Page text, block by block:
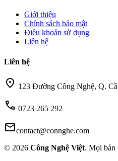
Giới thiệu
Chính sách bảo mật
Điều khoản sử dụng
Liên hệ
Liên hệ
location_on 123 Đường Công Nghệ, Q.
call 0723 265 292
mailcontact@connghe.com
© 2026 Công Nghệ Việt. Mọi bản